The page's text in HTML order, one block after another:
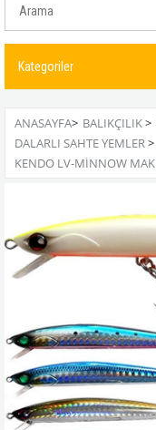
Kategoriler
ANASAYFA> BALIKÇILIK>
DALARLI SAHTE YEMLER>
KENDO LV-MINNOW